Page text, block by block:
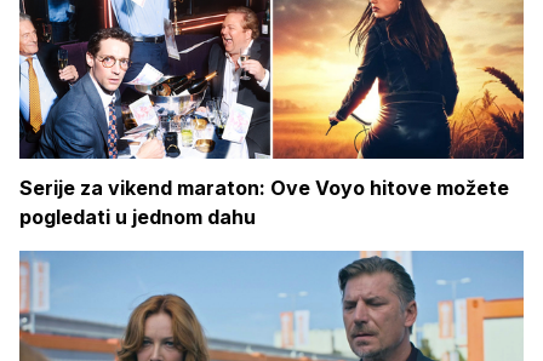
Serije za vikend maraton: Ove Voyo hitove možete
pogledati u jednom dahu